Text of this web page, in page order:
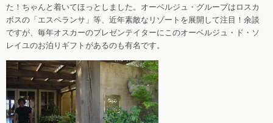
た！ちゃんと着いてほっとしました。オーベルジュ・グループはロスカ
ボスの「エスペランサ」等、近年素敵なリゾートを展開して注目！余談
ですが、毎年オスカーのプレゼンテイターにこのオーベルジュ・ド・ソ
レイユのお泊りギフトがあるのも有名です。